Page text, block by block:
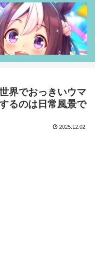
界でおっきいウマ
るのは日常風景で
2025.12.02